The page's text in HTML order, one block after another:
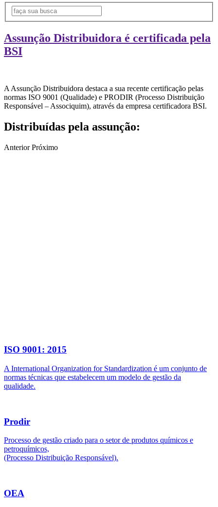
Assunção Distribuidora é certificada pela
BSI
A Assunção Distribuidora destaca a sua recente certificação pelas
normas ISO 9001 (Qualidade) e PRODIR (Processo Distribuição
Responsável – Associquim), através da empresa certificadora BSI.
Distribuídas pela assunção:
Anterior Próximo
ISO 9001: 2015
A International Organization for Standardization é um conjunto de
normas técnicas que estabelecem um modelo de gestão da
qualidade.
Prodir
Processo de gestão criado para o setor de produtos químicos e
petroquímicos,
(Processo Distribuição Responsável).
OEA